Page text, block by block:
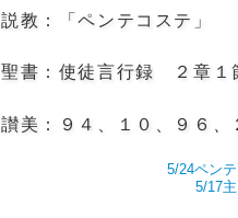
説教：「ペンテコステ」
聖書：使徒言行録 ２章１
讃美：９４、１０、９６ 、
5/24ペン
5/17